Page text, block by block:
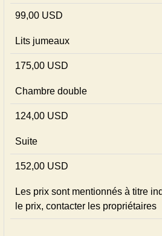
99,00 USD
Lits jumeaux
175,00 USD
Chambre double
124,00 USD
Suite
152,00 USD
Les prix sont mentionnés à titre
le prix, contacter les propriétaires